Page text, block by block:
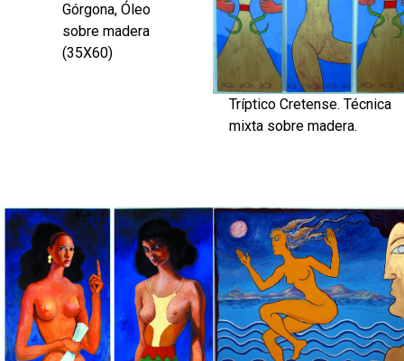
Górgona, Óleo
sobre madera
(35X60)
Tríptico Cretense. Técnica
mixta sobre madera.